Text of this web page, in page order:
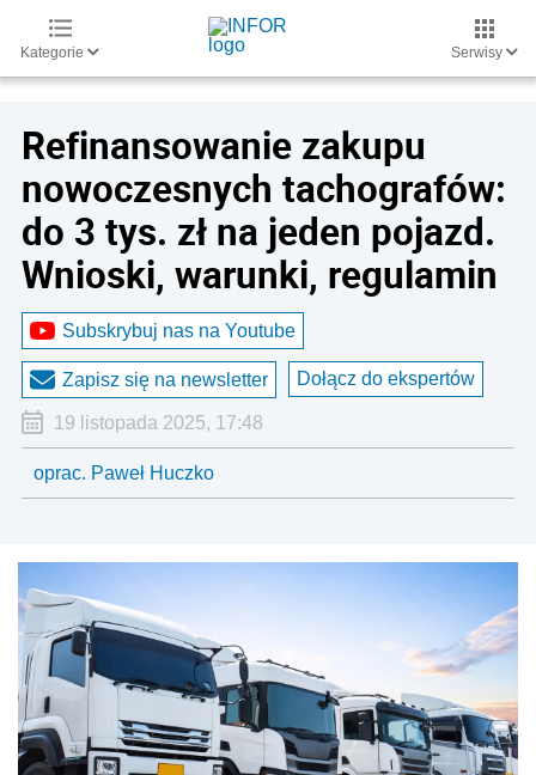
Kategorie Serwisy
Refinansowanie zakupu
nowoczesnych tachografów:
do 3 tys. zł na jeden pojazd.
Wnioski, warunki, regulamin
Subskrybuj nas na Youtube
Zapisz się na newsletter Dołącz do ekspertów
19 listopada 2025, 17:48
oprac. Paweł Huczko